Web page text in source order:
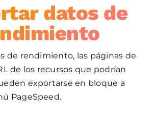
datos de
de rendimiento, las páginas de
de los recursos que podrían
exportarse en bloque a
PageSpeed.